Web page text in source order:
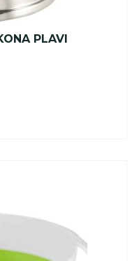
PLAVI